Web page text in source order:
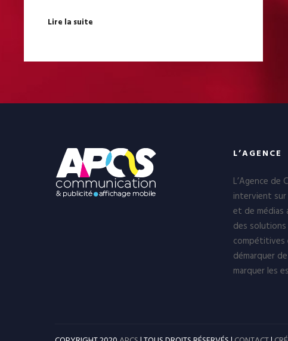
Lire la suite
L’AGENCE
L’Agence de
intervient sur
et de
des
démarquer
marquer les